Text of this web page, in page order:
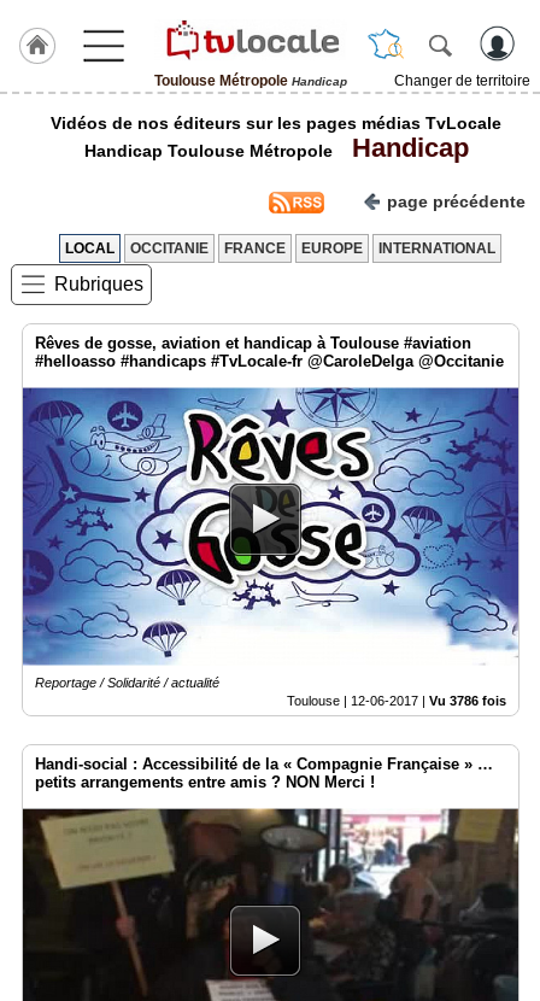
Toulouse Métropole Handicap
Changer de territoire
J'adhère
TvLocale
France
Accueil
RUBRIQUES
Agenda
Gazette
Vidéos
Médias
du
groupe
Blogs
Inscription
annuaire
Accès
éditeur
Vidéos de nos éditeurs sur les pages médias TvLocale
Handicap Toulouse Métropole
Handicap
page précédente
LOCAL OCCITANIE FRANCE EUROPE INTERNATIONAL
Rubriques
Rêves de gosse, aviation et handicap à Toulouse #aviation
#helloasso #handicaps #TvLocale-fr @CaroleDelga @Occitanie
Reportage / Solidarité / actualité
Toulouse | 12-06-2017 Vu 3786 fois
Handi-social : Accessibilité de la « Compagnie Française » …
petits arrangements entre amis ? NON Merci !